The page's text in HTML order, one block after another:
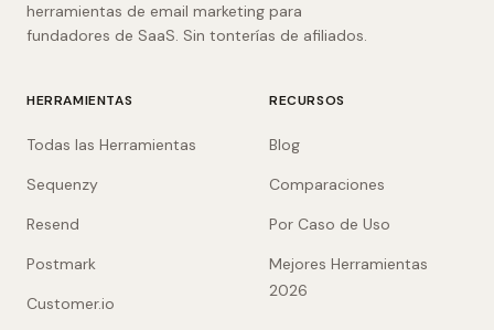
herramientas de email marketing para
fundadores de SaaS. Sin tonterías de afiliados.
HERRAMIENTAS
Todas las Herramientas
Sequenzy
Resend
Postmark
Customer.io
RECURSOS
Blog
Comparaciones
Por Caso de Uso
Mejores Herramientas
2026